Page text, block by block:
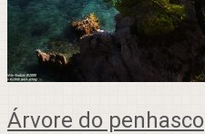
Árvore do penhasco